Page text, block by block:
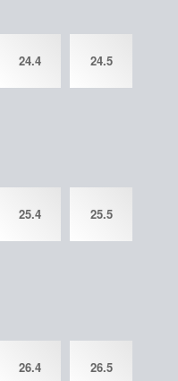
24.4 24.5
25.4 25.5
26.4 26.5